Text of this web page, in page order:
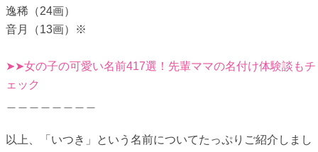
逸稀（24画）
音月（13画）※
➤➤女の子の可愛い名前417選！先輩ママの名付け体験談もチ
ェック
以上、「いつき」という名前についてたっぷりご紹介しまし